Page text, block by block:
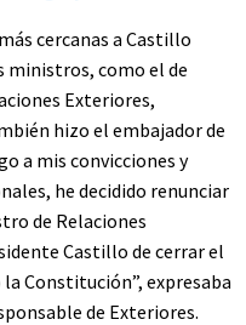
cercanas a Castillo
ministros, como el de
Exteriores,
hizo el embajador de
a mis convicciones y
he decidido renunciar
de Relaciones
Castillo de cerrar el
Constitución”, expresaba
de Exteriores.